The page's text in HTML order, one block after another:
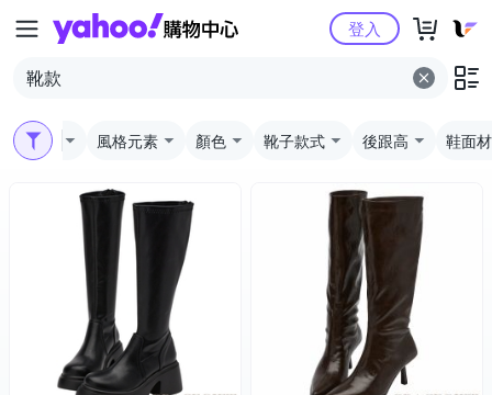
Yahoo購物中心登入
尺寸 風格元素 顏色 靴子款式 後跟高 鞋面